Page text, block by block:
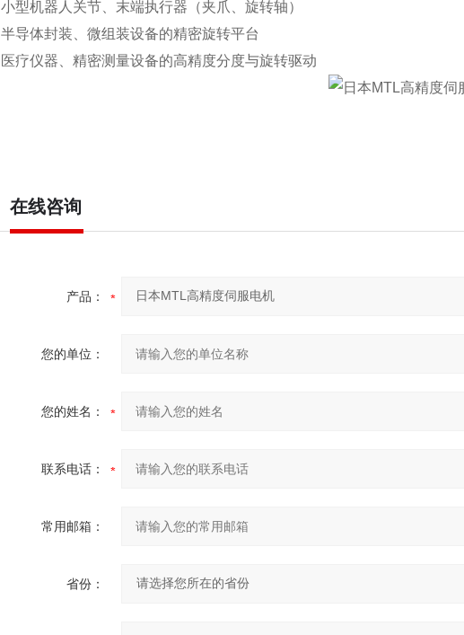
小型机器人关节、末端执行器（夹爪、旋转轴）
半导体封装、微组装设备的精密旋转平台
医疗仪器、精密测量设备的高精度分度与旋转驱动
在线咨询
产品：
您的单位：
您的姓名：
联系电话：
常用邮箱：
省份：